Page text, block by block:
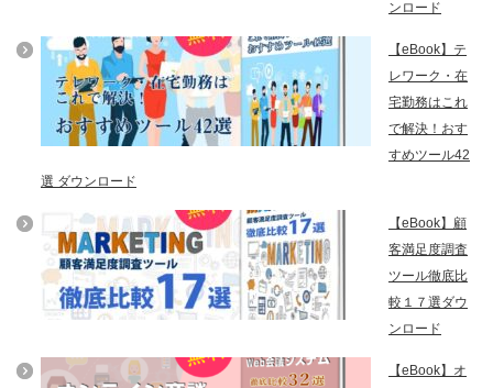
ンロード
【eBook】テ
レワーク・在
宅勤務はこれ
で解決！おす
すめツール42
選 ダウンロード
【eBook】顧
客満足度調査
ツール徹底比
較１７選ダウ
ンロード
【eBook】オ